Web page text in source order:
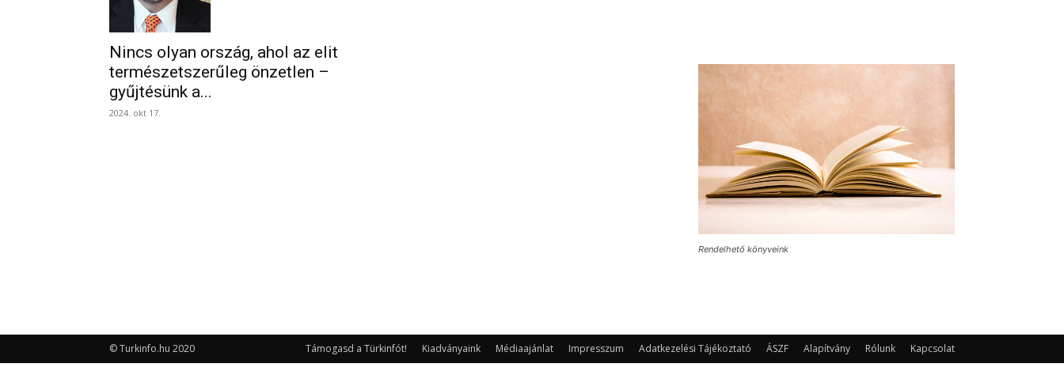
Nincs olyan ország, ahol az elit
természetszerűleg önzetlen –
gyűjtésünk a...
2024. okt 17.
Rendelhető könyveink
Támogasd a Türkinfót! Kiadványaink Médiaajánlat Impresszum Adatkezelési Tájékoztató ÁSZF Alapítvány Rólunk Kapcsolat
© Turkinfo.hu 2020